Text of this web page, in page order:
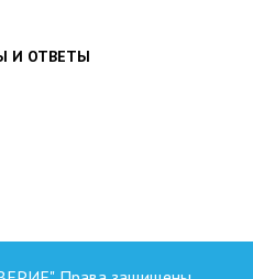
И ОТВЕТЫ